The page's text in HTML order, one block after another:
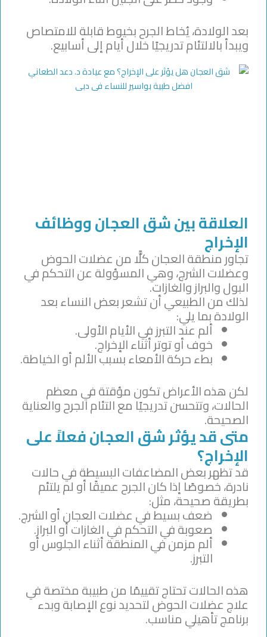
بعد الولادة، يُخاط الجرح بخيوط قابلة للامتصاص
ويبدأ بالالتئام تدريجيًا خلال أيام إلى أسابيع.
العلاقة بين شق العجان ووظائف
الإخراج
تجاور منطقة العجان كلًّا من عضلات الحوض
وعضلات الشرج، وهي المسؤولة عن التحكم في
البول والبراز والغازات.
لذلك من الطبيعي أن تشعر بعض النساء بعد
الولادة بما يلي:
ألم عند التبرز في الأيام الأولى.
خوف أو توتر أثناء الإخراج.
بطء حركة الأمعاء بسبب الألم أو الخياطة.
لكن هذه الأعراض تكون مؤقتة في معظم
الحالات، وتتحسن تدريجيًا مع التئام الجرح والعناية
الصحيحة.
متى قد يؤثر شق العجان فعلاً على
الإخراج؟
قد تظهر بعض المضاعفات البسيطة في حالات
نادرة، خصوصًا إذا كان الجرح عميقًا أو لم يلتئم
بطريقة صحيحة، مثل:
ضعف بسيط في عضلات العجان أو الشرج.
صعوبة في التحكم في الغازات أو البراز.
ألم مزمن في المنطقة أثناء الجلوس أو
التبرز.
هذه الحالات تحتاج تقييمًا من طبيبة مختصة في
علاج عضلات الحوض لتحديد نوع الإصابة وبدء
برنامج تأهيلي مناسب.